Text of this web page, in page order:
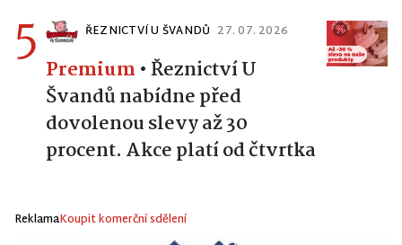
5 ŘEZNICTVÍ U ŠVANDŮ 27. 07. 2026
Premium •Řeznictví U
Švandů nabídne před
dovolenou slevy až 30
procent. Akce platí od čtvrtka
ReklamaKoupit komerční sdělení